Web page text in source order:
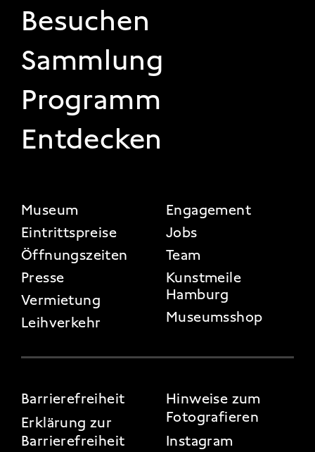
FOOTER 1
Besuchen
Sammlung
Programm
Entdecken
FOOTER 2
Museum
Eintrittspreise
Öffnungszeiten
Presse
Vermietung
Leihverkehr
Engagement
Jobs
Team
Kunstmeile
Hamburg
Museumsshop
FOOTER 3
Barrierefreiheit
Erklärung zur
Barrierefreiheit
Hinweise zum
Fotografieren
Instagram